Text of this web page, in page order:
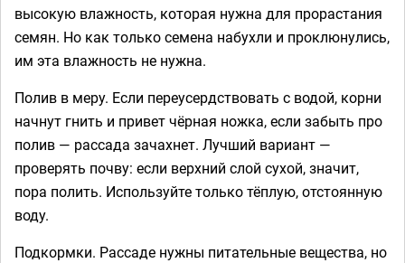
высокую влажность, которая нужна для прорастания
семян. Но как только семена набухли и проклюнулись,
им эта влажность не нужна.
Полив в меру. Если переусердствовать с водой, корни
начнут гнить и привет чёрная ножка, если забыть про
полив — рассада зачахнет. Лучший вариант —
проверять почву: если верхний слой сухой, значит,
пора полить. Используйте только тёплую, отстоянную
воду.
Подкормки. Рассаде нужны питательные вещества, но